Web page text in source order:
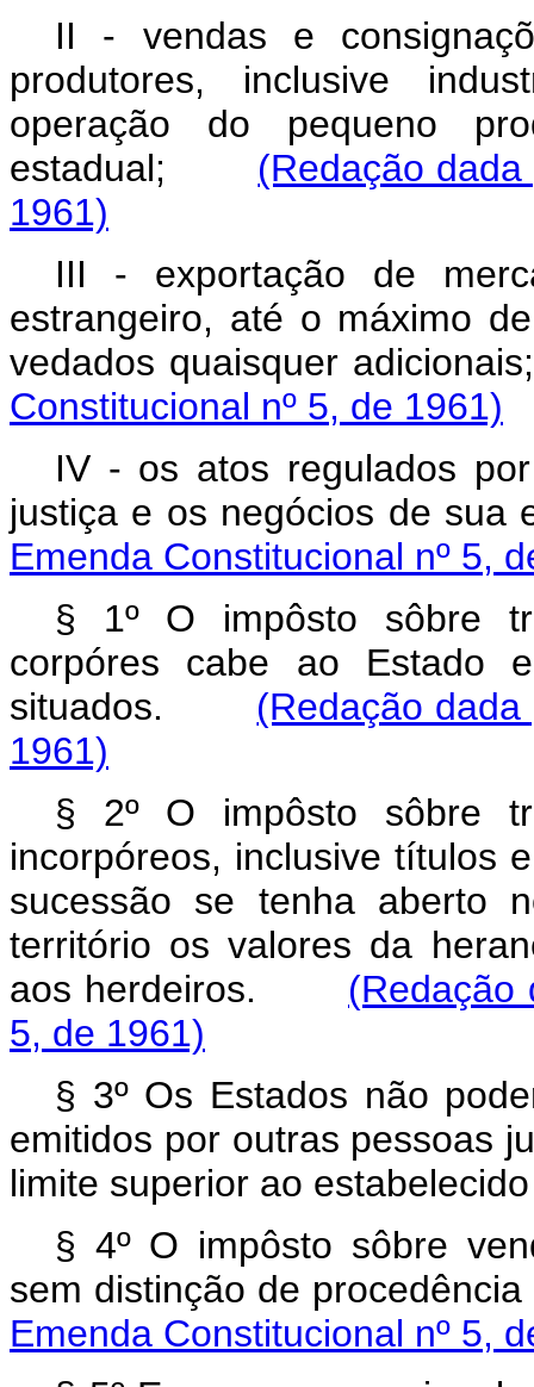
II - vendas e
produtores, inclusive
operação do pequeno
estadual; (Redação
1961)
III - exportação de
estrangeiro, até o máximo
vedados quaisquer
Constitucional nº 5, de 1961)
IV - os atos regulados
justiça e os negócios de
Emenda Constitucional nº 5,
§ 1º O impôsto sôbre
corpóres cabe ao Estado
situados. (Redação
1961)
§ 2º O impôsto sôbre
incorpóreos, inclusive títulos
sucessão se tenha aberto
território os valores da
aos herdeiros. (Redação
5, de 1961)
§ 3º Os Estados não
emitidos por outras pessoas
limite superior ao
§ 4º O impôsto sôbre
sem distinção de
Emenda Constitucional nº 5,